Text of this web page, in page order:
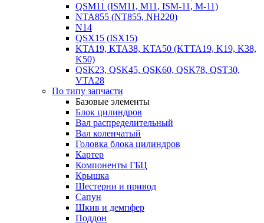
QSM11 (ISM11, M11, ISM-11, M-11)
NTA855 (NT855, NH220)
N14
QSX15 (ISX15)
KTA19, KTA38, KTA50 (KTTA19, K19, K38,
K50)
QSK23, QSK45, QSK60, QSK78, QST30,
VTA28
По типу запчасти
Базовые элементы
Блок цилиндров
Вал распределительный
Вал коленчатый
Головка блока цилиндров
Картер
Компоненты ГБЦ
Крышка
Шестерни и привод
Сапун
Шкив и демпфер
Поддон